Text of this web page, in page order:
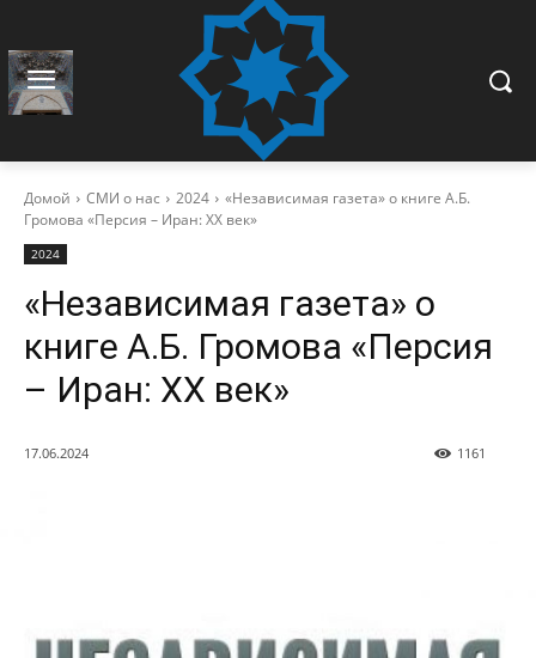
Домой СМИ о нас 2024
«Независимая газета» о книге А.Б.
Громова «Персия – Иран: ХХ век»
2024
«Независимая газета» о
книге А.Б. Громова «Персия
– Иран: ХХ век»
17.06.2024 1161